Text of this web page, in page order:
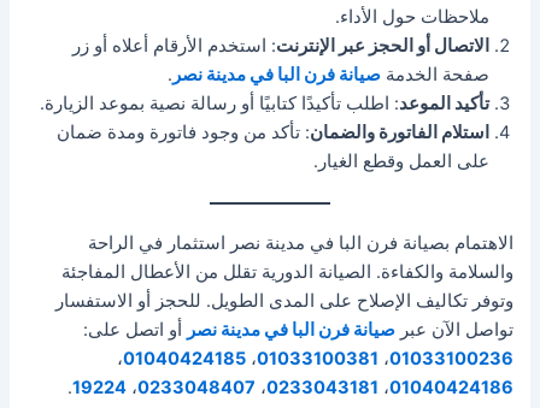
ملاحظات حول الأداء.
الاتصال أو الحجز عبر الإنترنت: استخدم الأرقام أعلاه أو زر
صفحة الخدمةصيانة فرن البا في مدينة نصر .
تأكيد الموعد: اطلب تأكيدًا كتابيًا أو رسالة نصية بموعد الزيارة.
استلام الفاتورة والضمان: تأكد من وجود فاتورة ومدة ضمان
على العمل وقطع الغيار.
الاهتمام بصيانة فرن البا في مدينة نصر استثمار في الراحة
والسلامة والكفاءة. الصيانة الدورية تقلل من الأعطال المفاجئة
وتوفر تكاليف الإصلاح على المدى الطويل. للحجز أو الاستفسار
تواصل الآن عبرصيانة فرن البا في مدينة نصر أو اتصل على:
01033100236، 01033100381،01040424185،
01040424186، 0233043181، 0233048407،19224
.